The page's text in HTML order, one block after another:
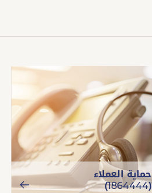
حماية العملاء
(1864444)